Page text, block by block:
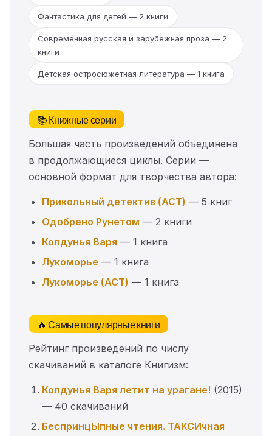
Фантастика для детей — 2 книги
Современная русская и зарубежная проза — 2
книги
Детская остросюжетная литература — 1 книга
📚 Книжные серии
Большая часть произведений объединена
в продолжающиеся циклы. Серии —
основной формат для творчества автора:
Прикольный детектив (АСТ) — 5 книг
Одобрено Рунетом — 2 книги
Колдунья Варя — 1 книга
Лукоморье — 1 книга
Лукоморье (АСТ) — 1 книга
🔥 Самые популярные книги
Рейтинг произведений по числу
скачиваний в каталоге Книгизм:
Колдунья Варя летит на урагане! (2015)
— 40 скачиваний
БеспринцЫпные чтения. ТАКСИчная